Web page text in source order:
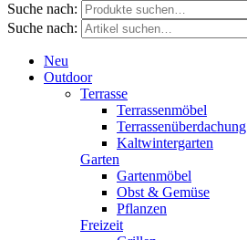
Suche nach:
Suche nach:
Neu
Outdoor
Terrasse
Terrassenmöbel
Terrassenüberdachung
Kaltwintergarten
Garten
Gartenmöbel
Obst & Gemüse
Pflanzen
Freizeit